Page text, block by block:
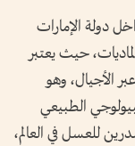
دولة الإمارات
حيث يعتبر
الأجيال، وهو
الطبيعي
للعسل في العالم،